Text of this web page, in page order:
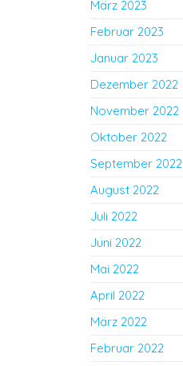
März 2023
Februar 2023
Januar 2023
Dezember 2022
November 2022
Oktober 2022
September 2022
August 2022
Juli 2022
Juni 2022
Mai 2022
April 2022
März 2022
Februar 2022